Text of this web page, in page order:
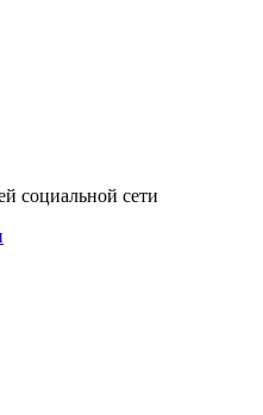
социальной сети